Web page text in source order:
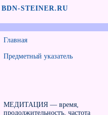
BDN-STEINER.RU
Главная
Предметный указатель
МЕДИТАЦИЯ — время,
продолжительностъ, частота